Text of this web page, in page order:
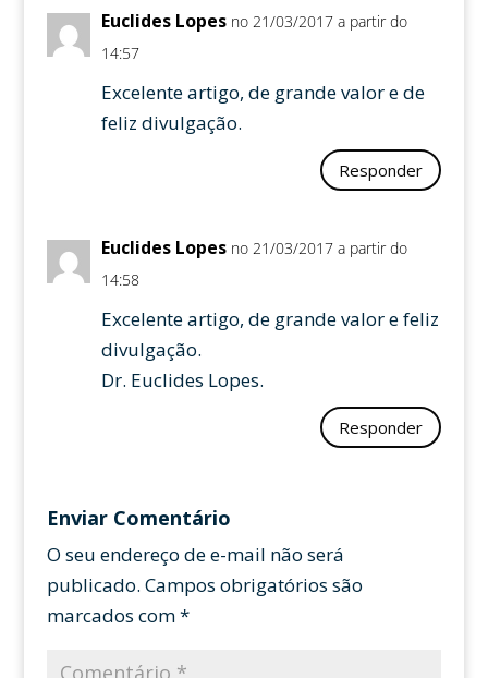
Euclides Lopes no 21/03/2017 a partir do
14:57
Excelente artigo, de grande valor e de
feliz divulgação.
Responder
Euclides Lopes no 21/03/2017 a partir do
14:58
Excelente artigo, de grande valor e feliz
divulgação.
Dr. Euclides Lopes.
Responder
Enviar Comentário
O seu endereço de e-mail não será
publicado. Campos obrigatórios são
marcados com*